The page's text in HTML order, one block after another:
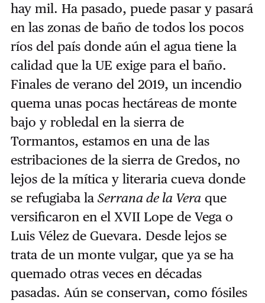
hay mil. Ha pasado, puede pasar y pasará
en las zonas de baño de todos los pocos
ríos del país donde aún el agua tiene la
calidad que la UE exige para el baño.
Finales de verano del 2019, un incendio
quema unas pocas hectáreas de monte
bajo y robledal en la sierra de
Tormantos, estamos en una de las
estribaciones de la sierra de Gredos, no
lejos de la mítica y literaria cueva donde
se refugiaba la Serrana de la Veraque
versificaron en el XVII Lope de Vega o
Luis Vélez de Guevara. Desde lejos se
trata de un monte vulgar, que ya se ha
quemado otras veces en décadas
pasadas. Aún se conservan, como fósiles